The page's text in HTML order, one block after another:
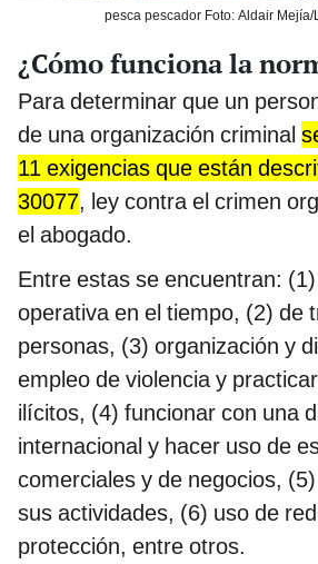
pesca pescador Foto: Aldair
¿Cómo funciona la
Para determinar que un
de una organización criminal
11 exigencias que están
30077, ley contra el crimen
el abogado.
Entre estas se encuentran:
operativa en el tiempo, (2) de
personas, (3) organización y
empleo de violencia y
ilícitos, (4) funcionar con una
internacional y hacer uso de
comerciales y de negocios,
sus actividades, (6) uso de
protección, entre otros.